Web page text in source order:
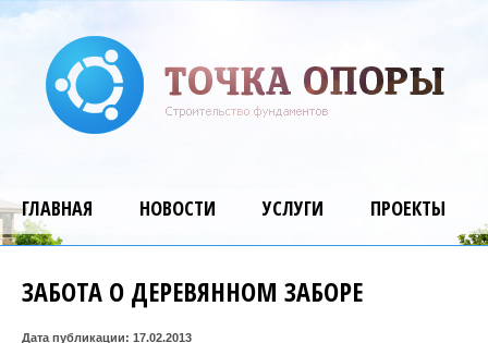
ГЛАВНАЯ НОВОСТИ УСЛУГИ ПРОЕКТЫ
ЗАБОТА О ДЕРЕВЯННОМ ЗАБОРЕ
Дата публикации: 17.02.2013